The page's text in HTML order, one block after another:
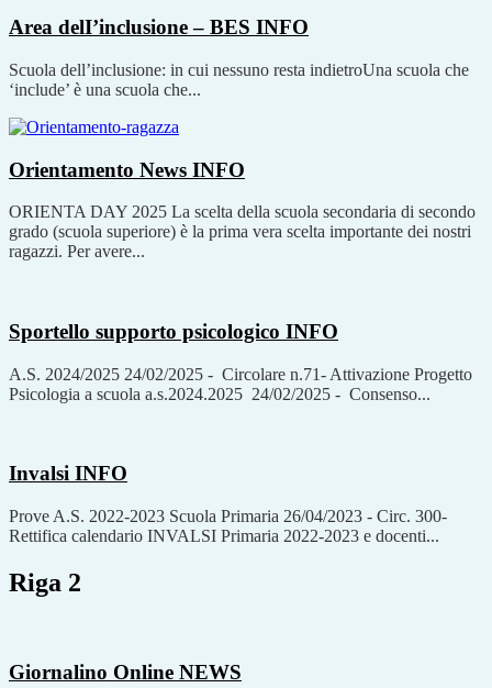
Area delI’inclusione – BES INFO
Scuola dell’inclusione: in cui nessuno resta indietroUna scuola che
‘include’ è una scuola che...
Orientamento News INFO
ORIENTA DAY 2025 La scelta della scuola secondaria di secondo
grado (scuola superiore) è la prima vera scelta importante dei nostri
ragazzi. Per avere...
Sportello supporto psicologico INFO
A.S. 2024/2025 24/02/2025 - Circolare n.71- Attivazione Progetto
Psicologia a scuola a.s.2024.2025 24/02/2025 - Consenso...
Invalsi INFO
Prove A.S. 2022-2023 Scuola Primaria 26/04/2023 - Circ. 300-
Rettifica calendario INVALSI Primaria 2022-2023 e docenti...
Riga 2
Giornalino Online NEWS